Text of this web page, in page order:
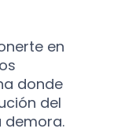
en
donde
del
demora.